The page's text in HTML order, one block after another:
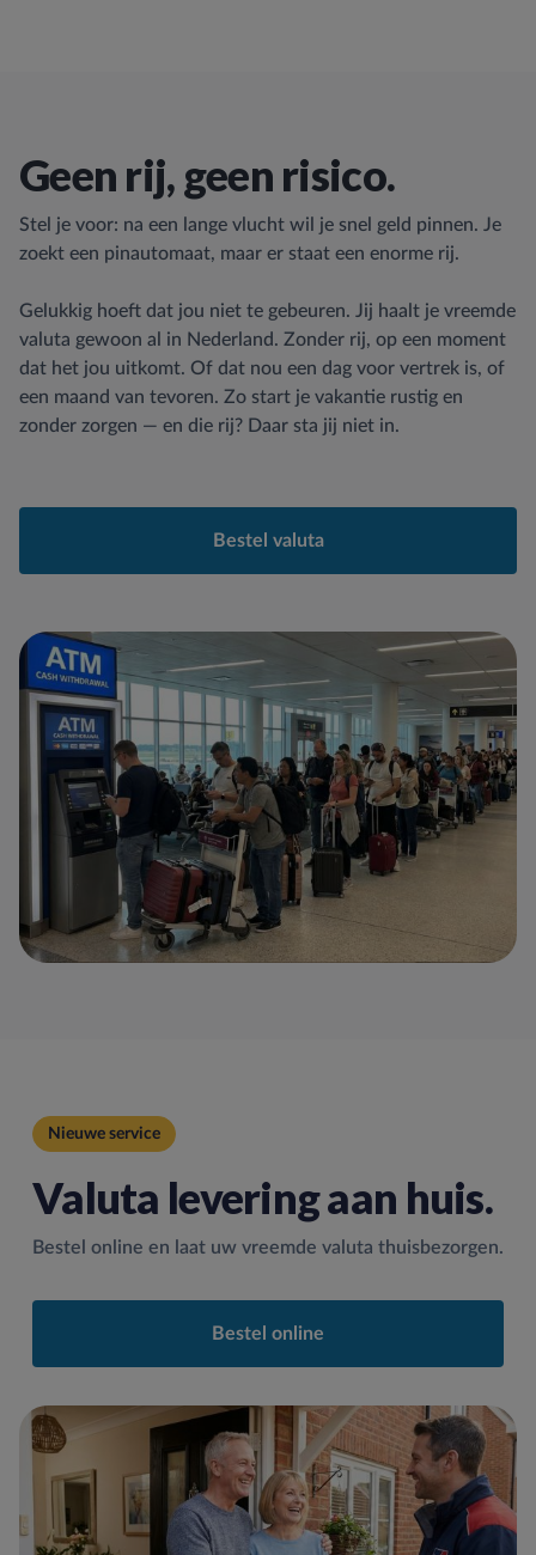
Geen rij, geen risico.
Stel je voor: na een lange vlucht wil je snel geld pinnen. Je
zoekt een pinautomaat, maar er staat een enorme rij.
Gelukkig hoeft dat jou niet te gebeuren. Jij haalt je vreemde
valuta gewoon al in Nederland. Zonder rij, op een moment
dat het jou uitkomt. Of dat nou een dag voor vertrek is, of
een maand van tevoren. Zo start je vakantie rustig en
zonder zorgen — en die rij? Daar sta jij niet in.
Bestel valuta
Nieuwe service
Valuta levering aan huis.
Bestel online en laat uw vreemde valuta thuisbezorgen.
Bestel online